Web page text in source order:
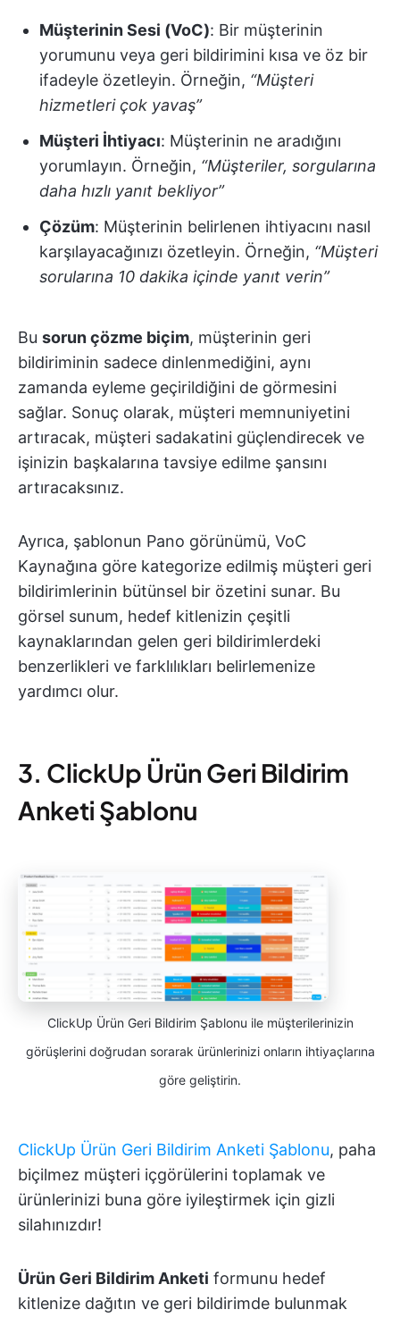
Müşterinin Sesi (VoC): Bir müşterinin
yorumunu veya geri bildirimini kısa ve öz bir
ifadeyle özetleyin. Örneğin, “Müşteri
hizmetleri çok yavaş”
Müşteri İhtiyacı: Müşterinin ne aradığını
yorumlayın. Örneğin, “Müşteriler, sorgularına
daha hızlı yanıt bekliyor”
Çözüm: Müşterinin belirlenen ihtiyacını nasıl
karşılayacağınızı özetleyin. Örneğin, “Müşteri
sorularına 10 dakika içinde yanıt verin”
Bu sorun çözme biçim, müşterinin geri
bildiriminin sadece dinlenmediğini, aynı
zamanda eyleme geçirildiğini de görmesini
sağlar. Sonuç olarak, müşteri memnuniyetini
artıracak, müşteri sadakatini güçlendirecek ve
işinizin başkalarına tavsiye edilme şansını
artıracaksınız.
Ayrıca, şablonun Pano görünümü, VoC
Kaynağına göre kategorize edilmiş müşteri geri
bildirimlerinin bütünsel bir özetini sunar. Bu
görsel sunum, hedef kitlenizin çeşitli
kaynaklarından gelen geri bildirimlerdeki
benzerlikleri ve farklılıkları belirlemenize
yardımcı olur.
3. ClickUp Ürün Geri Bildirim
Anketi Şablonu
ClickUp Ürün Geri Bildirim Şablonu ile müşterilerinizin
görüşlerini doğrudan sorarak ürünlerinizi onların ihtiyaçlarına
göre geliştirin.
ClickUp Ürün Geri Bildirim Anketi Şablonu, paha
biçilmez müşteri içgörülerini toplamak ve
ürünlerinizi buna göre iyileştirmek için gizli
silahınızdır!
Ürün Geri Bildirim Anketi formunu hedef
kitlenize dağıtın ve geri bildirimde bulunmak